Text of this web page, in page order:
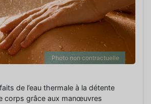
Photo non contractuelle
de l’eau thermale à la détente
corps grâce aux manœuvres